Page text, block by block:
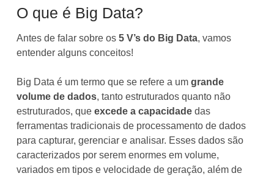
O que é Big Data?
Antes de falar sobre os 5 V’s do Big Data, vamos
entender alguns conceitos!
Big Data é um termo que se refere a um grande
volume de dados, tanto estruturados quanto não
estruturados, que excede a capacidade das
ferramentas tradicionais de processamento de dados
para capturar, gerenciar e analisar. Esses dados são
caracterizados por serem enormes em volume,
variados em tipos e velocidade de geração, além de